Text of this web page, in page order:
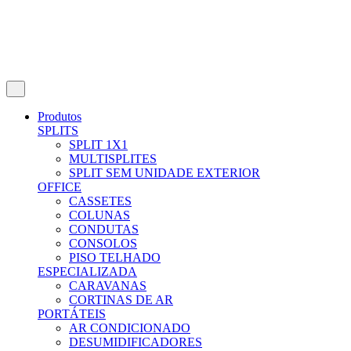
Produtos
SPLITS
SPLIT 1X1
MULTISPLITES
SPLIT SEM UNIDADE EXTERIOR
OFFICE
CASSETES
COLUNAS
CONDUTAS
CONSOLOS
PISO TELHADO
ESPECIALIZADA
CARAVANAS
CORTINAS DE AR
PORTÁTEIS
AR CONDICIONADO
DESUMIDIFICADORES